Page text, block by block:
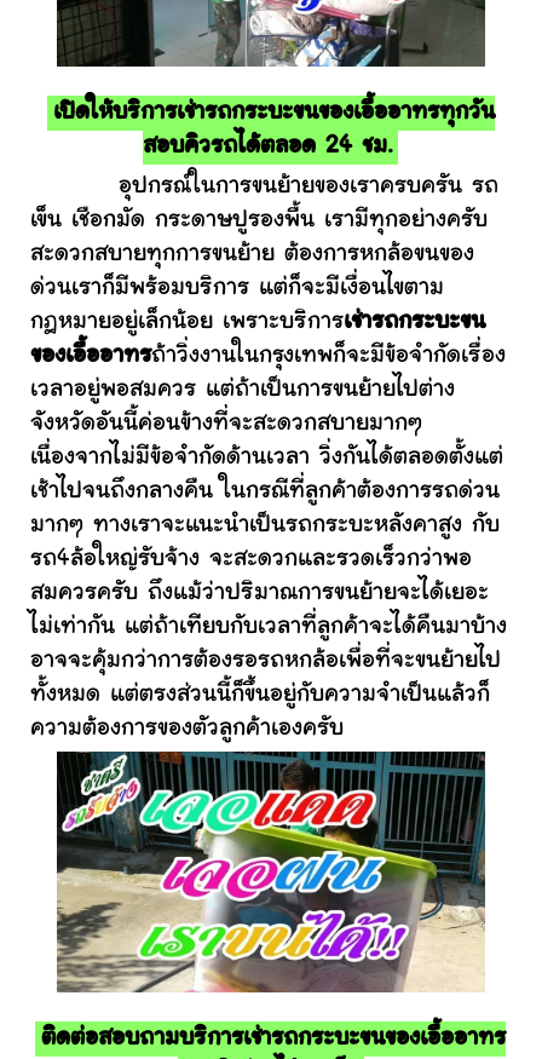
เปิดให้บริการเช่ารถกระบะขนของเอื้ออาทรทุกวัน
สอบคิวรถได้ตลอด 24 ชม.
อุปกรณ์ในการขนย้ายของเราครบครัน รถ
เข็น เชือกมัด กระดาษปูรองพื้น เรามีทุกอย่างครับ
สะดวกสบายทุกการขนย้าย ต้องการหกล้อขนของ
ด่วนเราก็มีพร้อมบริการ แต่ก็จะมีเงื่อนไขตาม
กฎหมายอยู่เล็กน้อย เพราะบริการเช่ารถกระบะขน
ของเอื้ออาทรถ้าวิ่งงานในกรุงเทพก็จะมีข้อจำกัดเรื่อง
เวลาอยู่พอสมควร แต่ถ้าเป็นการขนย้ายไปต่าง
จังหวัดอันนี้ค่อนข้างที่จะสะดวกสบายมากๆ
เนื่องจากไม่มีข้อจำกัดด้านเวลา วิ่งกันได้ตลอดตั้งแต่
เช้าไปจนถึงกลางคืน ในกรณีที่ลูกค้าต้องการรถด่วน
มากๆ ทางเราจะแนะนำเป็นรถกระบะหลังคาสูง กับ
รถ4ล้อใหญ่รับจ้าง จะสะดวกและรวดเร็วกว่าพอ
สมควรครับ ถึงแม้ว่าปริมาณการขนย้ายจะได้เยอะ
ไม่เท่ากัน แต่ถ้าเทียบกับเวลาที่ลูกค้าจะได้คืนมาบ้าง
อาจจะคุ้มกว่าการต้องรอรถหกล้อเพื่อที่จะขนย้ายไป
ทั้งหมด แต่ตรงส่วนนี้ก็ขึ้นอยู่กับความจำเป็นแล้วก็
ความต้องการของตัวลูกค้าเองครับ
ติดต่อสอบถามบริการเช่ารถกระบะขนของเอื้ออาทร